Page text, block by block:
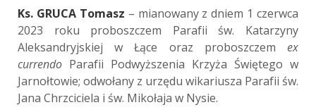
Ks. GRUCA Tomasz – mianowany z dniem 1 czerwca
2023 roku proboszczem Parafii św. Katarzyny
Aleksandryjskiej w Łące oraz proboszczem ex
currendo Parafii Podwyższenia Krzyża Świętego w
Jarnołtowie; odwołany z urzędu wikariusza Parafii św.
Jana Chrzciciela i św. Mikołaja w Nysie.